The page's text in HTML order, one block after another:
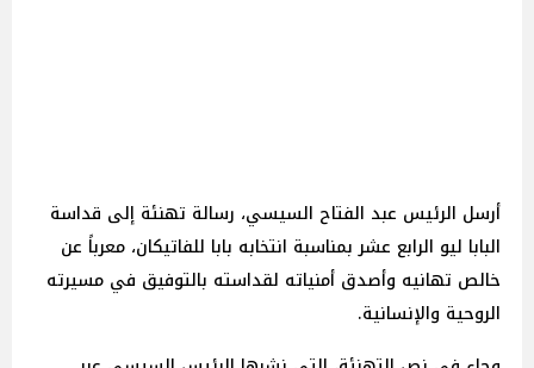
أرسل الرئيس عبد الفتاح السيسي، رسالة تهنئة إلى قداسة
البابا ليو الرابع عشر بمناسبة انتخابه بابا للفاتيكان، معرباً عن
خالص تهانيه وأصدق أمنياته لقداسته بالتوفيق في مسيرته
الروحية والإنسانية.